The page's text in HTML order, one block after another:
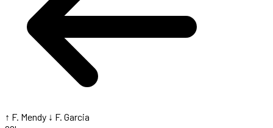
↑ F. Mendy ↓ F. Garcia